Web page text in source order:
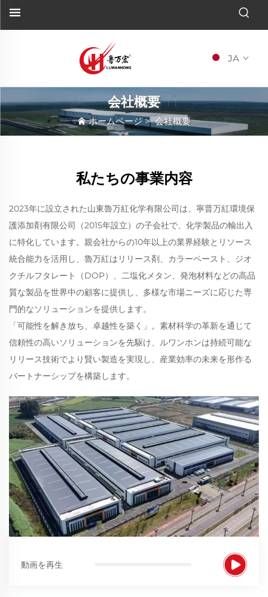
JA
会社概要
ホームページ>会社概要
私たちの事業内容
2023年に設立された山東魯万紅化学有限公司は、寧晋万紅環境保
護添加剤有限公司（2015年設立）の子会社で、化学製品の輸出入
に特化しています。親会社からの10年以上の業界経験とリソース
統合能力を活用し、魯万紅はリリース剤、カラーペースト、ジオ
クチルフタレート（DOP）、二塩化メタン、発泡材料などの高品
質な製品を世界中の顧客に提供し、多様な市場ニーズに応じた専
門的なソリューションを提供します。
「可能性を解き放ち、卓越性を築く」。素材科学の革新を通じて
信頼性の高いソリューションを先駆け、ルワンホンは持続可能な
リリース技術でより賢い製造を実現し、産業効率の未来を形作る
パートナーシップを構築します。
動画を再生